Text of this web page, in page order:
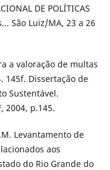
DE POLÍTICAS
São Luiz/MA, 23 a 26
a valoração de multas
145f. Dissertação de
Sustentável.
2004, p.145.
Levantamento de
aos
do Rio Grande do